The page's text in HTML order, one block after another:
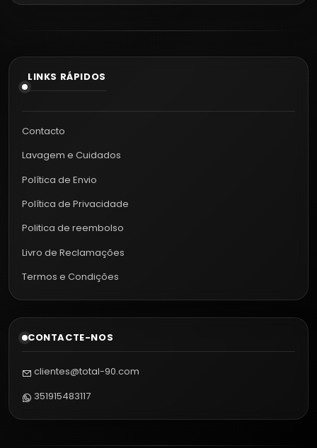
LINKS RÁPIDOS
Contacto
Lavagem e Cuidados
Política de Envio
Política de Privacidade
Politica de reembolso
Livro de Reclamações
Termos e Condições
CONTACTE-NOS
clientes@total-90.com
351915483117